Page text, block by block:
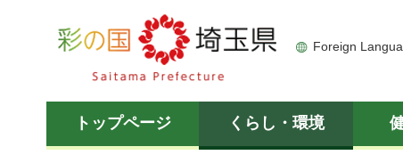
彩の国 埼玉県
Foreign
トップページ くらし・環境